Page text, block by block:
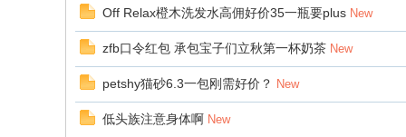
Off Relax橙木洗发水高佣好价35一瓶要plus New
zfb口令红包 承包宝子们立秋第一杯奶茶 New
petshy猫砂6.3一包刚需好价？ New
低头族注意身体啊 New